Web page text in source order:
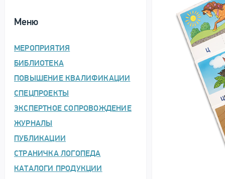
Меню
МЕРОПРИЯТИЯ
БИБЛИОТЕКА
ПОВЫШЕНИЕ КВАЛИФИКАЦИИ
СПЕЦПРОЕКТЫ
ЭКСПЕРТНОЕ СОПРОВОЖДЕНИЕ
ЖУРНАЛЫ
ПУБЛИКАЦИИ
СТРАНИЧКА ЛОГОПЕДА
КАТАЛОГИ ПРОДУКЦИИ